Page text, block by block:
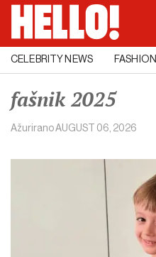
CELEBRITY NEWS FASHION
fašnik 2025
AžuriranoAUGUST 06, 2026